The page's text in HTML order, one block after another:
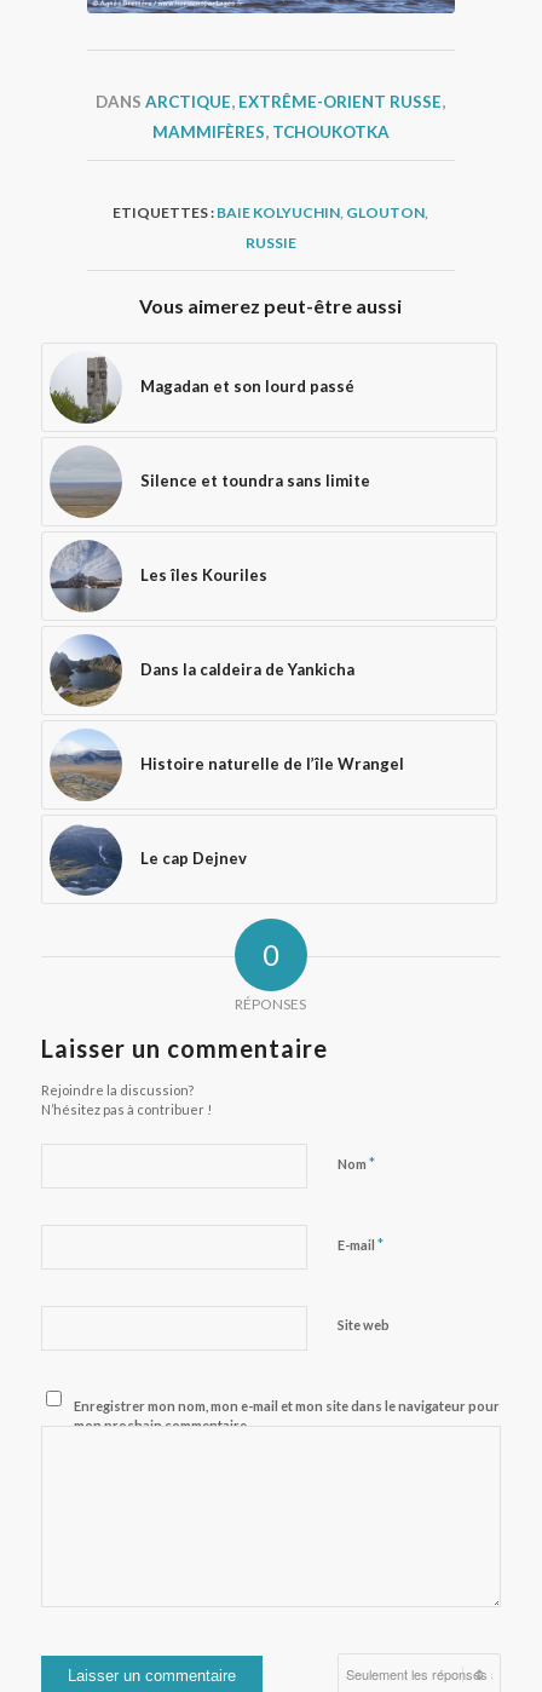
DANSARCTIQUE, EXTRÊME-ORIENT RUSSE,
MAMMIFÈRES, TCHOUKOTKA
ETIQUETTES : BAIE KOLYUCHIN GLOUTON
RUSSIE
Vous aimerez peut-être aussi
Magadan et son lourd passé
Silence et toundra sans limite
Les îles Kouriles
Dans la caldeira de Yankicha
Histoire naturelle de l’île Wrangel
Le cap Dejnev
0
RÉPONSES
Laisser un commentaire
Rejoindre la discussion?
N’hésitez pas à contribuer !
Nom *
E-mail *
Site web
Enregistrer mon nom, mon e-mail et mon site dans le navigateur pour
mon prochain commentaire.